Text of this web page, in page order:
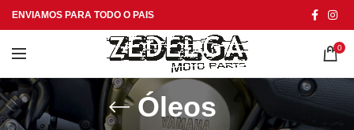
ENVIAMOS PARA TODO O PAIS
0
Óleos